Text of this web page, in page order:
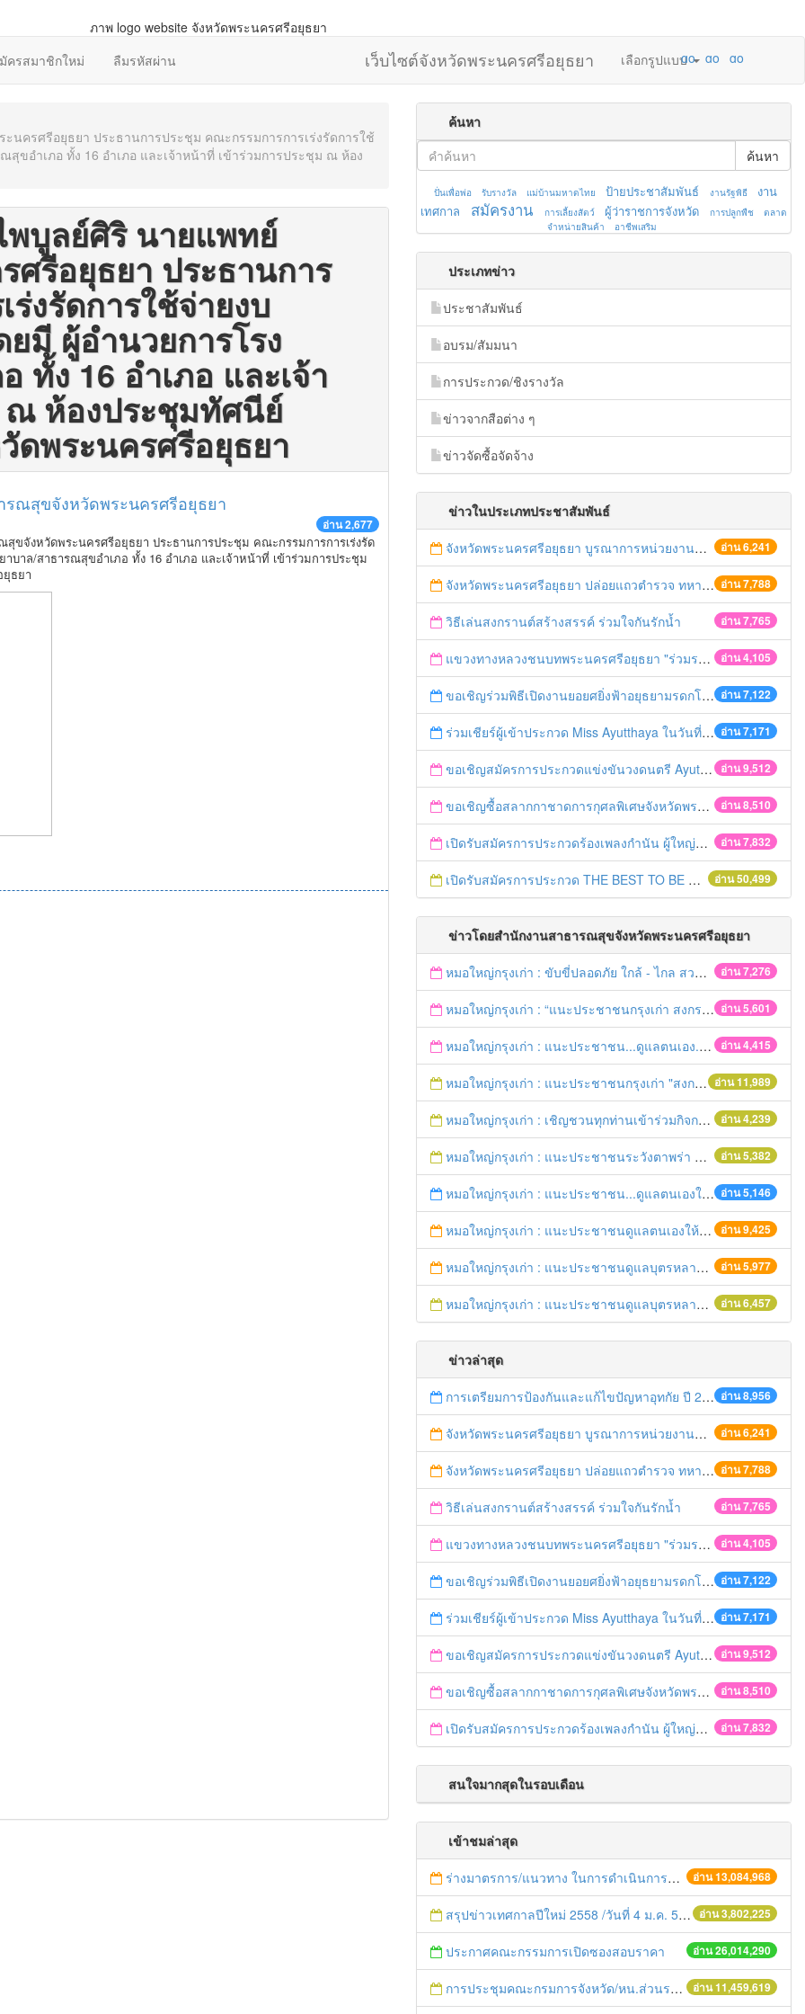
ครสมาชิกใหม่ ลืมรหัสผ่าน เว็บไซต์จังหวัดพระนครศรีอยุธยา เลือกรูปแบบ
ครศรีอยุธยา ประธานการประชุม คณะกรรมการการเร่งรัดการใช้
ขอำเภอ ทั้ง 16 อำเภอ และเจ้าหน้าที่ เข้าร่วมการประชุม ณ ห้อง
พบูลย์ศิริ นายแพทย์
รีอยุธยา ประธานการ
งรัดการใช้จ่ายงบ
มี ผู้อำนวยการโรง
ทั้ง 16 อำเภอ และเจ้า
ณ ห้องประชุมทัศนีย์
ดพระนครศรีอยุธยา
รณสุขจังหวัดพระนครศรีอยุธยา
อ่าน 2,677
จังหวัดพระนครศรีอยุธยา ประธานการประชุม คณะกรรมการการเร่งรัด
บาล/สาธารณสุขอำเภอ ทั้ง 16 อำเภอ และเจ้าหน้าที่ เข้าร่วมการประชุม
ธยา
ค้นหา
ค้นหา
ปั่นเพื่อพ่อ รับรางวัล แม่บ้านมหาดไทย ป้ายประชาสัมพันธ์ งานรัฐพิธี
งาน
เทศกาล
สมัครงาน การเลี้ยงสัตว์ ผู้ว่าราชการจังหวัด การปลูกพืช
ตลาด
จำหน่ายสินค้า
อาชีพเสริม
ประเภทข่าว
ประชาสัมพันธ์
อบรม/สัมมนา
การประกวด/ชิงรางวัล
ข่าวจากสือต่าง ๆ
ข่าวจัดซื้อจัดจ้าง
ข่าวในประเภทประชาสัมพันธ์
อ่าน 6,241
จังหวัดพระนครศรีอยุธยา บูรณาการหน่วยงานที่เกี่ยวข้อง ลงพื้นที่จัดระเบียบและดำเนินมาตรการตามบทลงโทษสูงสุดกับผู้ประกอบการร้านค้าที่ยังฝ่าฝืนตั้งร้านค้ารุกล้ำเขตพื้นที่ทางหลวง เตรียมความปลอดภัยก่อนเทศกาลสงกรานต์
อ่าน 7,788
จังหวัดพระนครศรีอยุธยา ปล่อยแถวตำรวจ ทหาร ฝ่ายปกครอง กว่า 100 นาย ตรวจเข้มท่ารถสาธารณะ สถานีขนส่งรถโดยสาร วินรถตู้ และสถานีรถไฟ เตรียมรับมือเทศกาลสงกรานต์
อ่าน 7,765
วิธีเล่นสงกรานต์สร้างสรรค์ ร่วมใจกันรักน้ำ
อ่าน 4,105
แขวงทางหลวงชนบทพระนครศรีอยุธยา "ร่วมรณรงค์ ขับช้า เปิดไฟหน้า คาดเข็มขัด" เทศกาลสงกรานต์ ปี 2561
อ่าน 7,122
ขอเชิญร่วมพิธีเปิดงานยอยศยิ่งฟ้าอยุธยามรดกโลก
อ่าน 7,171
ร่วมเชียร์ผู้เข้าประกวด Miss Ayutthaya ในวันที่ 15 ธันวาคม 2560
อ่าน 9,512
ขอเชิญสมัครการประกวดแข่งขันวงดนตรี Ayutthaya battle of the bands
อ่าน 8,510
ขอเชิญซื้อสลากกาชาดการกุศลพิเศษจังหวัดพระนครศรีอยุธยา 2560
อ่าน 7,832
เปิดรับสมัครการประกวดร้องเพลงกำนัน ผู้ใหญ่บ้าน ฯลฯ
อ่าน 50,499
เปิดรับสมัครการประกวด THE BEST TO BE NUMBER ONE
ข่าวโดยสำนักงานสาธารณสุขจังหวัดพระนครศรีอยุธยา
อ่าน 7,276
หมอใหญ่กรุงเก่า : ขับขี่ปลอดภัย ใกล้ - ไกล สวมหมวกนิรภัย
อ่าน 5,601
หมอใหญ่กรุงเก่า : “แนะประชาชนกรุงเก่า สงกรานต์ร่วมขับขี่ปลอดภัย
อ่าน 4,415
หมอใหญ่กรุงเก่า : แนะประชาชน...ดูแลตนเอง...“รับมือภัยแล้ง”
อ่าน 11,989
หมอใหญ่กรุงเก่า : แนะประชาชนกรุงเก่า "สงกรานต์ขับขี่ปลอดภัย"
อ่าน 4,239
หมอใหญ่กรุงเก่า : เชิญชวนทุกท่านเข้าร่วมกิจกรรมวิ่งเพื่อสุขภาพ 7เมษายนนี้ 5โมงเย็น
อ่าน 5,382
หมอใหญ่กรุงเก่า : แนะประชาชนระวังตาพร่า ปวดศีรษะ ชาครึ่งซีก เสี่ยงอัมพฤกษ์ อัมพาต
อ่าน 5,146
หมอใหญ่กรุงเก่า : แนะประชาชน...ดูแลตนเองให้ห่างไกลโรค...ในช่วงฤดูร้อน
อ่าน 9,425
หมอใหญ่กรุงเก่า : แนะประชาชนดูแลตนเองให้ห่างไกลวัณโรค
อ่าน 5,977
หมอใหญ่กรุงเก่า : แนะประชาชนดูแลบุตรหลาน ป้องกันเด็กจมน้ำตายในช่วงฤดูร้อน
อ่าน 6,457
หมอใหญ่กรุงเก่า : แนะประชาชนดูแลบุตรหลาน ป้องกันเด็กจมน้ำตายในช่วงฤดูร้อน
ข่าวล่าสุด
อ่าน 8,956
การเตรียมการป้องกันและแก้ไขปัญหาอุทกัย ปี 2561
อ่าน 6,241
จังหวัดพระนครศรีอยุธยา บูรณาการหน่วยงานที่เกี่ยวข้อง ลงพื้นที่จัดระเบียบและดำเนินมาตรการตามบทลงโทษสูงสุดกับผู้ประกอบการร้านค้าที่ยังฝ่าฝืนตั้งร้านค้ารุกล้ำเขตพื้นที่ทางหลวง เตรียมความปลอดภัยก่อนเทศกาลสงกรานต์
อ่าน 7,788
จังหวัดพระนครศรีอยุธยา ปล่อยแถวตำรวจ ทหาร ฝ่ายปกครอง กว่า 100 นาย ตรวจเข้มท่ารถสาธารณะ สถานีขนส่งรถโดยสาร วินรถตู้ และสถานีรถไฟ เตรียมรับมือเทศกาลสงกรานต์
อ่าน 7,765
วิธีเล่นสงกรานต์สร้างสรรค์ ร่วมใจกันรักน้ำ
อ่าน 4,105
แขวงทางหลวงชนบทพระนครศรีอยุธยา "ร่วมรณรงค์ ขับช้า เปิดไฟหน้า คาดเข็มขัด" เทศกาลสงกรานต์ ปี 2561
อ่าน 7,122
ขอเชิญร่วมพิธีเปิดงานยอยศยิ่งฟ้าอยุธยามรดกโลก
อ่าน 7,171
ร่วมเชียร์ผู้เข้าประกวด Miss Ayutthaya ในวันที่ 15 ธันวาคม 2560
อ่าน 9,512
ขอเชิญสมัครการประกวดแข่งขันวงดนตรี Ayutthaya battle of the bands
อ่าน 8,510
ขอเชิญซื้อสลากกาชาดการกุศลพิเศษจังหวัดพระนครศรีอยุธยา 2560
อ่าน 7,832
เปิดรับสมัครการประกวดร้องเพลงกำนัน ผู้ใหญ่บ้าน ฯลฯ
สนใจมากสุดในรอบเดือน
เข้าชมล่าสุด
อ่าน 13,084,968
ร่างมาตรการ/แนวทาง ในการดำเนินการประกอบการตรวจราชการแบบบูรณาการ
อ่าน 3,802,225
สรุปข่าวเทศกาลปีใหม่ 2558 /วันที่ 4 ม.ค. 58
อ่าน 26,014,290
ประกาศคณะกรรมการเปิดซองสอบราคา
อ่าน 11,459,619
การประชุมคณะกรมการจังหวัด/หน.ส่วนราชการประจำเดือน มิถุนายน 2558